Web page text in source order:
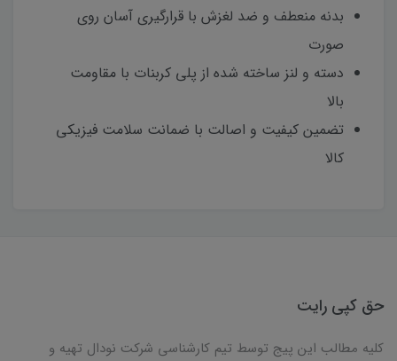
بدنه منعطف و ضد لغزش با قرارگیری آسان روی
صورت
دسته و لنز ساخته شده از پلی کربنات با مقاومت
بالا
تضمین کیفیت و اصالت با ضمانت سلامت فیزیکی
کالا
حق کپی رایت
کلیه مطالب این پیج توسط تیم کارشناسی شرکت نودال تهیه و